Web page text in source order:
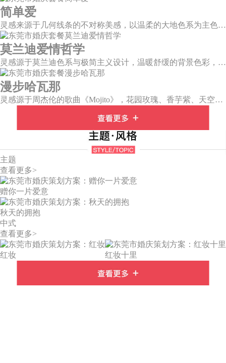
简单爱
灵感来源于几何线条的不对称美感，以温柔的大地色系为主色调，空间上，利用几何线条进行完美切割，配以柔和色系的花艺点缀，构造了一个温馨柔和、清新复古的空间。
莫兰迪爱情哲学
灵感源于莫兰迪色系与极简主义设计，温暖舒缓的背景色彩，搭配色彩妍丽的花艺，与现代简约的曲面背景，构筑一个温柔宁静、格调高雅的空间。
漫步哈瓦那
灵感源于周杰伦的歌曲《Mojito》，花园玫瑰、香芋紫、天空蓝等色彩碰撞出的热带风情，在多层次空间下大方异域光彩。因为遇见了爱情，整个世界都变得五彩斑斓。
主题
查看更多>
赠你一片爱意
秋天的拥抱
中式
查看更多>
红妆 红妆十里